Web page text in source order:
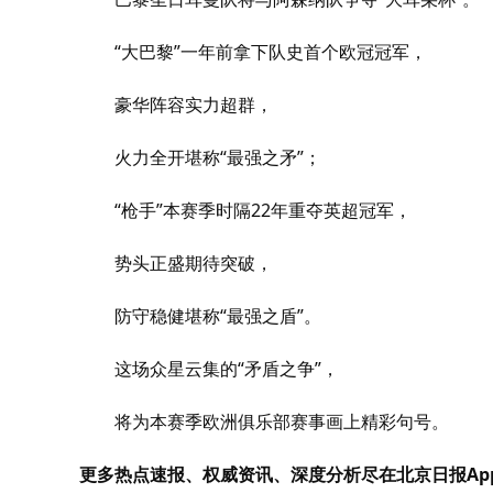
“大巴黎”一年前拿下队史首个欧冠冠军，
豪华阵容实力超群，
火力全开堪称“最强之矛”；
“枪手”本赛季时隔22年重夺英超冠军，
势头正盛期待突破，
防守稳健堪称“最强之盾”。
这场众星云集的“矛盾之争”，
将为本赛季欧洲俱乐部赛事画上精彩句号。
更多热点速报、权威资讯、深度分析尽在北京日报